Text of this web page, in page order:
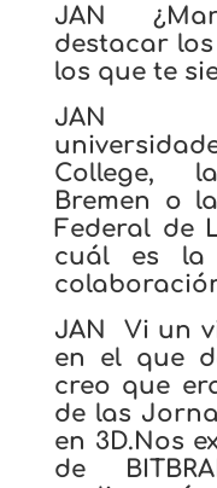
JAN
destacar
los que te
JAN
College,
Bremen o
Federal de
cuál es la
JAN Vi un
en el que
creo que
de las
en 3D.Nos
de